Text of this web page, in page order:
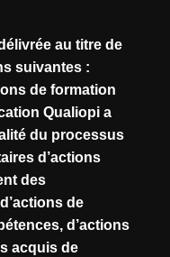
au titre de
suivantes :
de formation
Qualiopi a
du processus
d’actions
des
de
d’actions
acquis de